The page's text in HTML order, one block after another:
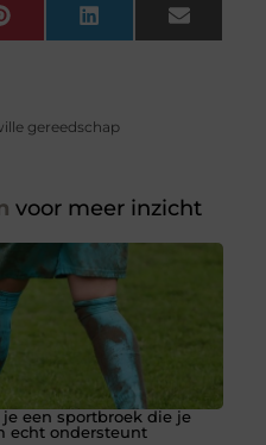
Pinterest LinkedIn Email
gereedschap
voor meer inzicht
je een sportbroek die je
echt ondersteunt